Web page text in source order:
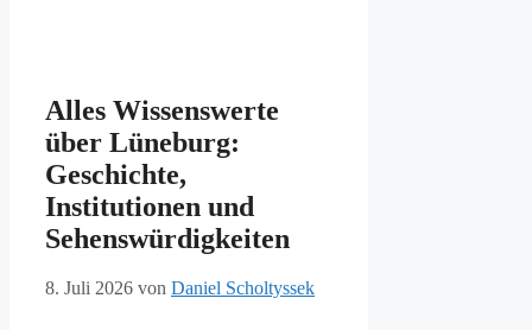
Alles Wissenswerte
über Lüneburg:
Geschichte,
Institutionen und
Sehenswürdigkeiten
8. Juli 2026 von Daniel Scholtyssek